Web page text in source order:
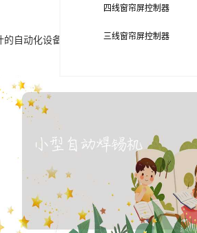
四线窗帘屏控制器
三线窗帘屏控制器
自动化设备。它们通常比大型工业焊锡机